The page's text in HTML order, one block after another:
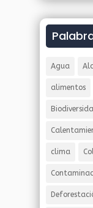
Agua
alimentos
clima